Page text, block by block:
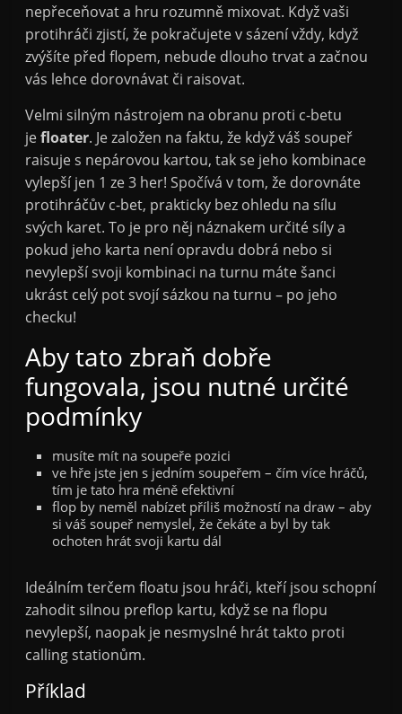
nepřeceňovat a hru rozumně mixovat. Když vaši
protihráči zjistí, že pokračujete v sázení vždy, když
zvýšíte před flopem, nebude dlouho trvat a začnou
vás lehce dorovnávat či raisovat.
Velmi silným nástrojem na obranu proti c-betu
jefloater. Je založen na faktu, že když váš soupeř
raisuje s nepárovou kartou, tak se jeho kombinace
vylepší jen 1 ze 3 her! Spočívá v tom, že dorovnáte
protihráčův c-bet, prakticky bez ohledu na sílu
svých karet. To je pro něj náznakem určité síly a
pokud jeho karta není opravdu dobrá nebo si
nevylepší svoji kombinaci na turnu máte šanci
ukrást celý pot svojí sázkou na turnu – po jeho
checku!
Aby tato zbraň dobře
fungovala, jsou nutné určité
podmínky
musíte mít na soupeře pozici
ve hře jste jen s jedním soupeřem – čím více hráčů,
tím je tato hra méně efektivní
flop by neměl nabízet příliš možností na draw – aby
si váš soupeř nemyslel, že čekáte a byl by tak
ochoten hrát svoji kartu dál
Ideálním terčem floatu jsou hráči, kteří jsou schopní
zahodit silnou preflop kartu, když se na flopu
nevylepší, naopak je nesmyslné hrát takto proti
calling stationům.
Příklad